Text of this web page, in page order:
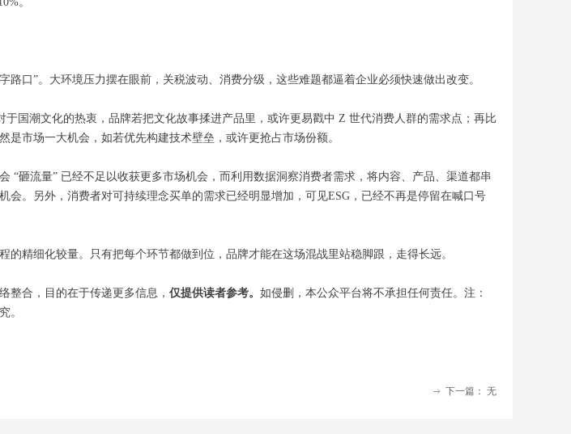
路口”。大环境压力摆在眼前，关税波动、消费分级，这些难题都逼着企业必须快速做出改变。
国潮文化的热衷，品牌若把文化故事揉进产品里，或许更易戳中 Z 世代消费人群的需求点；再比
是市场一大机会，如若优先构建技术壁垒，或许更抢占市场份额。
“砸流量” 已经不足以收获更多市场机会，而利用数据洞察消费者需求，将内容、产品、渠道都串
会。另外，消费者对可持续理念买单的需求已经明显增加，可见ESG，已经不再是停留在喊口号
的精细化较量。只有把每个环节都做到位，品牌才能在这场混战里站稳脚跟，走得长远。
整合，目的在于传递更多信息， 仅提供读者参考。 如侵删，本公众平台将不承担任何责任。注：
。
ꁹ 下一篇： 无